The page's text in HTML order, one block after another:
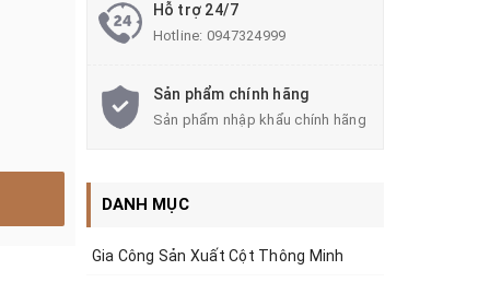
Hỗ trợ 24/7
Hotline: 0947324999
Sản phẩm chính hãng
Sản phẩm nhập khẩu chính hãng
DANH MỤC
Gia Công Sản Xuất Cột Thông Minh